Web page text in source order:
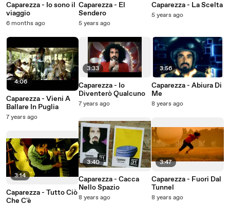
Caparezza - Io sono il
viaggio
6 months ago
4:06
Caparezza - Vieni A
Ballare In Puglia
7 years ago
3:14
Caparezza - Tutto Ciò
Che C'è
Caparezza - El
Sendero
5 years ago
3:33
Caparezza - Io
Diventerò Qualcuno
7 years ago
3:40
Caparezza - Cacca
Nello Spazio
8 years ago
Caparezza - La Scelta
5 years ago
3:56
Caparezza - Abiura Di
Me
8 years ago
3:47
Caparezza - Fuori Dal
Tunnel
8 years ago